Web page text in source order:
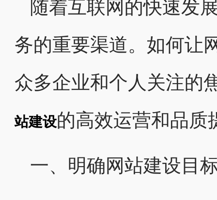
随着互联网的快速发
务的重要渠道。如何让
众多企业和个人关注的
站建设的高效运营和品质
一、明确网站建设目